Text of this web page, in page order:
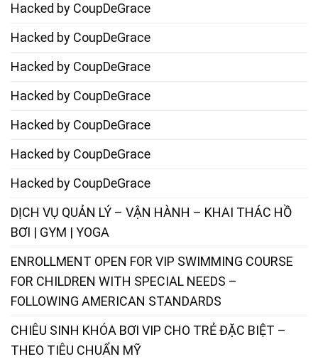
Hacked by CoupDeGrace
Hacked by CoupDeGrace
Hacked by CoupDeGrace
Hacked by CoupDeGrace
Hacked by CoupDeGrace
Hacked by CoupDeGrace
Hacked by CoupDeGrace
DỊCH VỤ QUẢN LÝ – VẬN HÀNH – KHAI THÁC HỒ
BƠI | GYM | YOGA
ENROLLMENT OPEN FOR VIP SWIMMING COURSE
FOR CHILDREN WITH SPECIAL NEEDS –
FOLLOWING AMERICAN STANDARDS
CHIÊU SINH KHÓA BƠI VIP CHO TRẺ ĐẶC BIỆT –
THEO TIÊU CHUẨN MỸ